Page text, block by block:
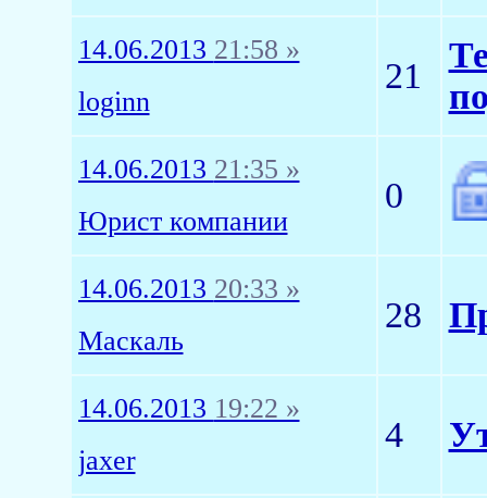
14.06.2013 21:58 »
loginn
21
14.06.2013 21:35 »
Юрист компании
0
14.06.2013 20:33 »
Маскаль
28
14.06.2013 19:22 »
jaxer
4